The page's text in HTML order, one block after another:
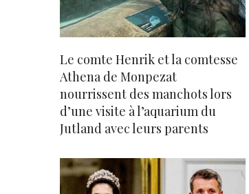
Le comte Henrik et la comtesse
Athena de Monpezat
nourrissent des manchots lors
d’une visite à l’aquarium du
Jutland avec leurs parents